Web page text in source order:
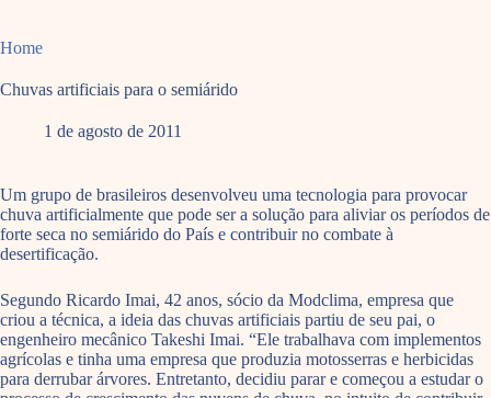
Home
Chuvas artificiais para o semiárido
1 de agosto de 2011
Um grupo de brasileiros desenvolveu uma tecnologia para provocar
chuva artificialmente que pode ser a solução para aliviar os períodos de
forte seca no semiárido do País e contribuir no combate à
desertificação.
Segundo Ricardo Imai, 42 anos, sócio da Modclima, empresa que
criou a técnica, a ideia das chuvas artificiais partiu de seu pai, o
engenheiro mecânico Takeshi Imai. “Ele trabalhava com implementos
agrícolas e tinha uma empresa que produzia motosserras e herbicidas
para derrubar árvores. Entretanto, decidiu parar e começou a estudar o